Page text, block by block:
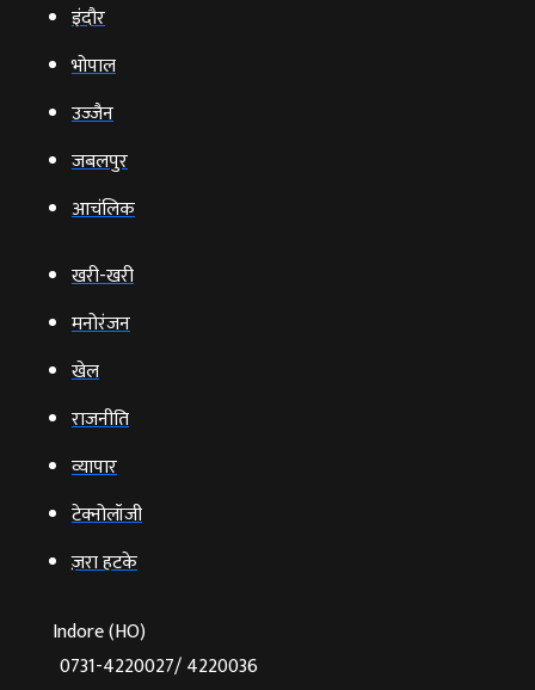
इंदौर
भोपाल
उज्‍जैन
जबलपुर
आचंलिक
खरी-खरी
मनोरंजन
खेल
राजनीति
व्‍यापार
टेक्‍नोलॉजी
ज़रा हटके
Indore (HO)
0731-4220027/ 4220036